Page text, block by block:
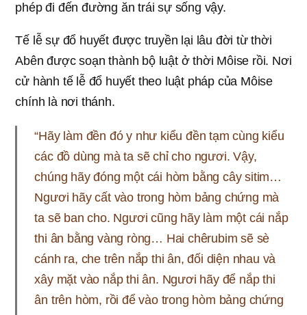
phép đi đến đường ăn trái sự sống vậy.
Tế lễ sự đổ huyết được truyền lại lâu đời từ thời
Abên được soạn thành bộ luật ở thời Môise rồi. Nơi
cử hành tế lễ đổ huyết theo luật pháp của Môise
chính là nơi thánh.
“Hãy làm đền đó y như kiểu đền tạm cùng kiểu
các đồ dùng mà ta sẽ chỉ cho ngươi. Vậy,
chúng hãy đóng một cái hòm bằng cây sitim…
Ngươi hãy cất vào trong hòm bảng chứng mà
ta sẽ ban cho. Ngươi cũng hãy làm một cái nắp
thi ân bằng vàng ròng… Hai chêrubim sẽ sè
cánh ra, che trên nắp thi ân, đối diện nhau và
xây mặt vào nắp thi ân. Ngươi hãy để nắp thi
ân trên hòm, rồi để vào trong hòm bảng chứng